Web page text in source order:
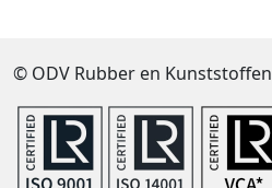
© ODV Rubber en Kunststoffen